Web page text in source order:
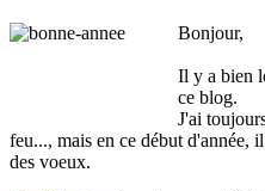
Bonjour,
Il y a bien
ce blog.
J'ai
feu..., mais en ce début d'année,
des voeux.